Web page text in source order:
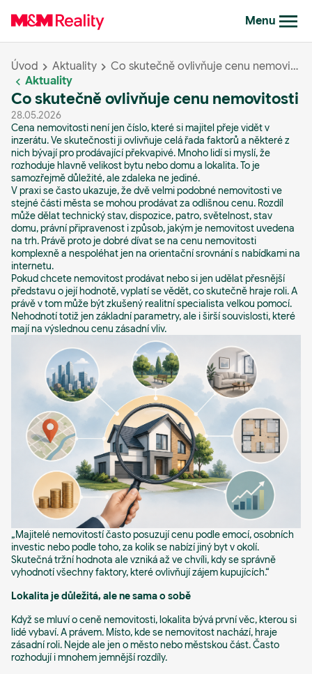
Menu
Úvod Aktuality
Co skutečně ovlivňuje cenu nemovitosti
Aktuality
Co skutečně ovlivňuje cenu nemovitosti
28.05.2026
Cena nemovitosti není jen číslo, které si majitel přeje vidět v
inzerátu. Ve skutečnosti ji ovlivňuje celá řada faktorů a některé z
nich bývají pro prodávající překvapivé. Mnoho lidí si myslí, že
rozhoduje hlavně velikost bytu nebo domu a lokalita. To je
samozřejmě důležité, ale zdaleka ne jediné.
V praxi se často ukazuje, že dvě velmi podobné nemovitosti ve
stejné části města se mohou prodávat za odlišnou cenu. Rozdíl
může dělat technický stav, dispozice, patro, světelnost, stav
domu, právní připravenost i způsob, jakým je nemovitost uvedena
na trh. Právě proto je dobré dívat se na cenu nemovitosti
komplexně a nespoléhat jen na orientační srovnání s nabídkami na
internetu.
Pokud chcete nemovitost prodávat nebo si jen udělat přesnější
představu o její hodnotě, vyplatí se vědět, co skutečně hraje roli. A
právě v tom může být zkušený realitní specialista velkou pomocí.
Nehodnotí totiž jen základní parametry, ale i širší souvislosti, které
mají na výslednou cenu zásadní vliv.
„Majitelé nemovitostí často posuzují cenu podle emocí, osobních
investic nebo podle toho, za kolik se nabízí jiný byt v okolí.
Skutečná tržní hodnota ale vzniká až ve chvíli, kdy se správně
vyhodnotí všechny faktory, které ovlivňují zájem kupujících.“
Lokalita je důležitá, ale ne sama o sobě
Když se mluví o ceně nemovitosti, lokalita bývá první věc, kterou si
lidé vybaví. A právem. Místo, kde se nemovitost nachází, hraje
zásadní roli. Nejde ale jen o město nebo městskou část. Často
rozhodují i mnohem jemnější rozdíly.